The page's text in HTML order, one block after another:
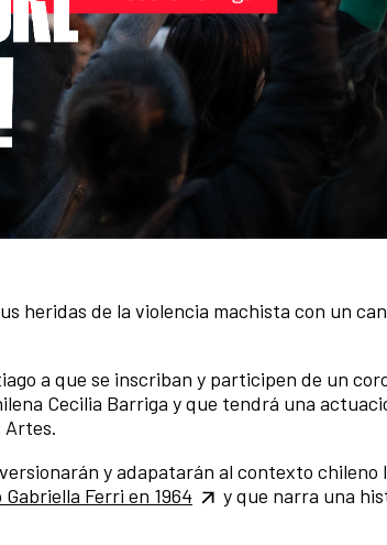
heridas de la violencia machista con un
a que se inscriban y participen de un
Cecilia Barriga y que tendrá una
Artes.
y adapatarán al contexto chileno
Ferri en 1964
y que narra una